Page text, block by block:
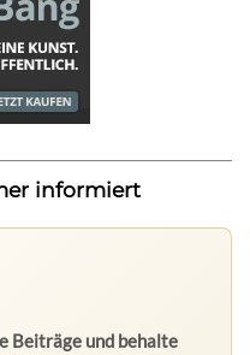
informiert
Beiträge und behalte